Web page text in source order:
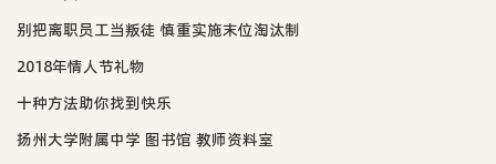
别把离职员工当叛徒 慎重实施末位淘汰制
2018年情人节礼物
十种方法助你找到快乐
扬州大学附属中学 图书馆 教师资料室